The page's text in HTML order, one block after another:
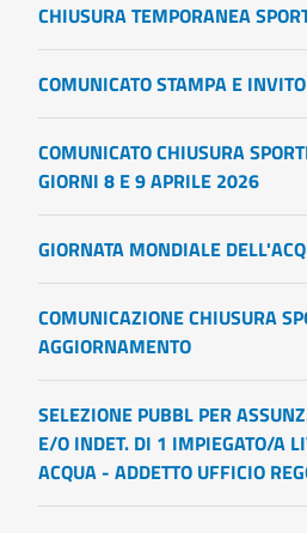
CHIUSURA TEMPORANEA
COMUNICATO STAMPA E INVITO
COMUNICATO CHIUSURA
GIORNI 8 E 9 APRILE 2026
GIORNATA MONDIALE
COMUNICAZIONE CHIUSURA
AGGIORNAMENTO
SELEZIONE PUBBL PER
E/O INDET. DI 1 IMPIEGATO/A
ACQUA - ADDETTO UFFICIO